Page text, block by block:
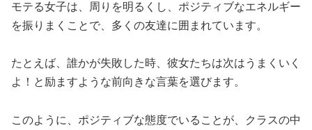
モテる女子は、周りを明るくし、ポジティブなエネルギー
を振りまくことで、多くの友達に囲まれています。
たとえば、誰かが失敗した時、彼女たちは次はうまくいく
よ！と励ますような前向きな言葉を選びます。
このように、ポジティブな態度でいることが、クラスの中